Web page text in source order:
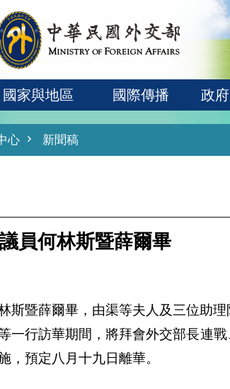
國家與地區 國際傳播 政
心 新聞稿
員何林斯暨薛爾畢
斯暨薛爾畢，由渠等夫人及三位助
行訪華期間，將拜會外交部長連戰
，預定八月十九日離華。